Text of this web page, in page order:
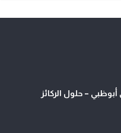
– حلول الركائز